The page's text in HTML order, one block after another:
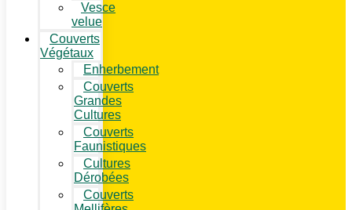
Vesce
velue
Couverts
Végétaux
Enherbement
Couverts
Grandes
Cultures
Couverts
Faunistiques
Cultures
Dérobées
Couverts